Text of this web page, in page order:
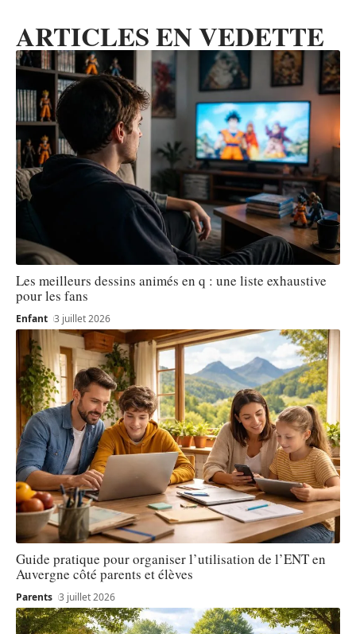
ARTICLES EN VEDETTE
Les meilleurs dessins animés en q : une liste exhaustive
pour les fans
Enfant 3 juillet 2026
Guide pratique pour organiser l’utilisation de l’ENT en
Auvergne côté parents et élèves
Parents 3 juillet 2026